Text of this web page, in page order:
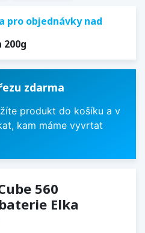
pro objednávky nad
zdarma
produkt do košíku a v
kam máme vyvrtat
560
Elka